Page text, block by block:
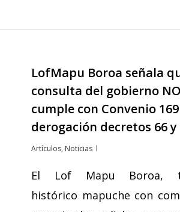
LofMapu Boroa señala
consulta del gobierno NO
cumple con Convenio
derogación decretos 66 y
Artículos, Noticias
El Lof Mapu Boroa,
histórico mapuche con